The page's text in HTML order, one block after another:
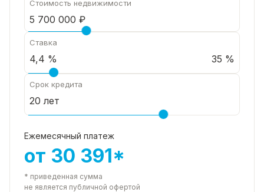
Стоимость недвижимости
Ставка
35 %
Срок кредита
Ежемесячный платеж
от 30 391*
* приведенная сумма
не является публичной офертой